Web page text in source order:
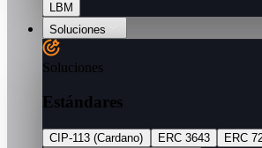
LBM
Soluciones
Soluciones
Estándares
CIP-113 (Cardano) ERC 3643
ERC